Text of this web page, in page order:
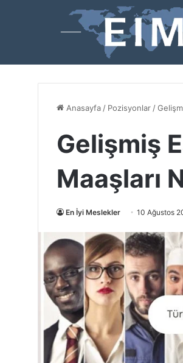
Anasayfa / Pozisyonlar /
Gelişmiş
Maaşları
En İyi Meslekler 10 Ağustos